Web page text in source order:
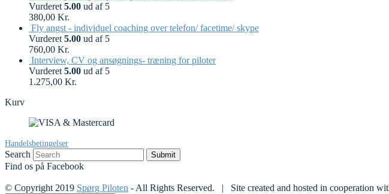
Vurderet 5.00 ud af 5
380,00 Kr.
Fly angst - individuel coaching over telefon/ facetime/ skype
Vurderet 5.00 ud af 5
760,00 Kr.
Interview, CV og ansøgnings- træning for piloter
Vurderet 5.00 ud af 5
1.275,00 Kr.
Kurv
Handelsbetingelser
Search Submit
Find os på Facebook
© Copyright 2019 Spørg Piloten - All Rights Reserved. | Site created and hosted in cooperation